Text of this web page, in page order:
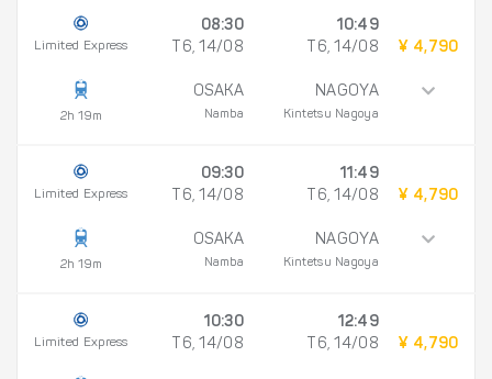
Limited Express
2h 19m
08:30
T6, 14/08
OSAKA
Namba
10:49
T6, 14/08
NAGOYA
Kintetsu Nagoya
¥ 4,790
Limited Express
2h 19m
09:30
T6, 14/08
OSAKA
Namba
11:49
T6, 14/08
NAGOYA
Kintetsu Nagoya
¥ 4,790
Limited Express
10:30
T6, 14/08
12:49
T6, 14/08
¥ 4,790